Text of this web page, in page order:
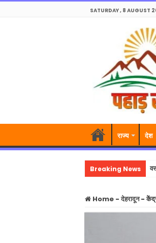
SATURDAY , 8 AUGUST
राज्य देश
Breaking News
Home - देहरादून -